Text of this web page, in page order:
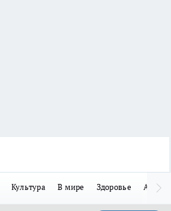
Культура В мире Здоровье Авто